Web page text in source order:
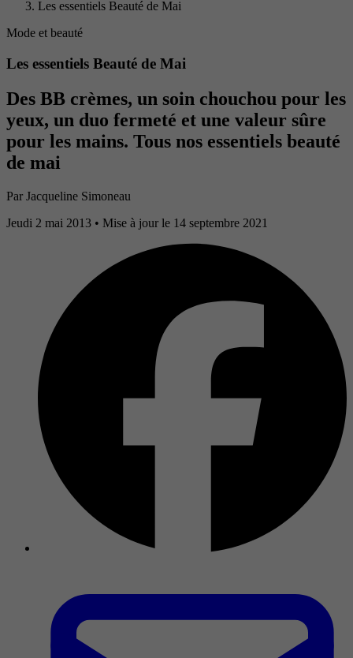
Les essentiels Beauté de Mai
Mode et beauté
Les essentiels Beauté de Mai
Des BB crèmes, un soin chouchou pour les
yeux, un duo fermeté et une valeur sûre
pour les mains. Tous nos essentiels beauté
de mai
Par Jacqueline Simoneau
Jeudi 2 mai 2013 • Mise à jour le 14 septembre 2021